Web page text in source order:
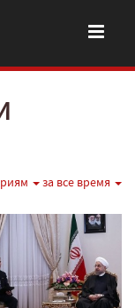
за все время